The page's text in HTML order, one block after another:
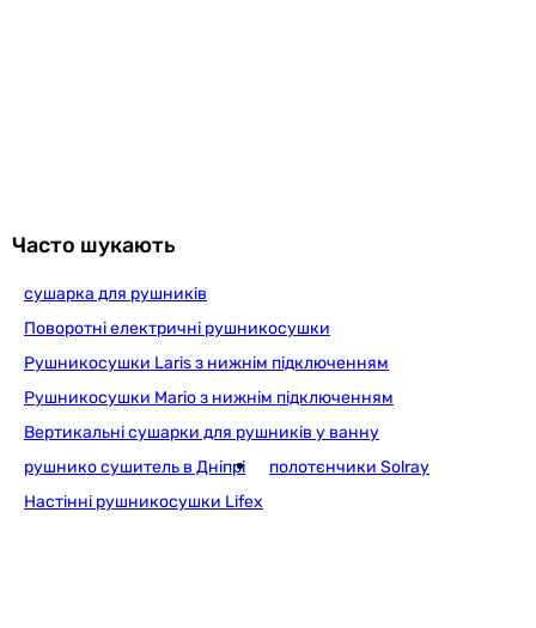
Часто шукають
сушарка для рушників
Поворотні електричні рушникосушки
Рушникосушки Laris з нижнім підключенням
Рушникосушки Mario з нижнім підключенням
Вертикальні сушарки для рушників у ванну
рушнико сушитель в Дніпрі
полотєнчики Solray
Настінні рушникосушки Lifex